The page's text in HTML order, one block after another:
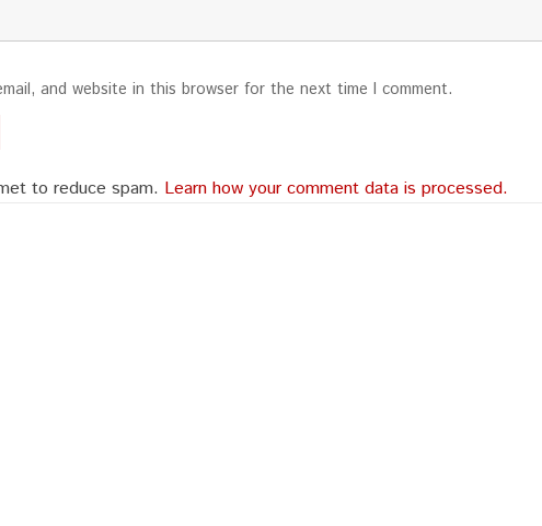
and website in this browser for the next time I comment.
to reduce spam. Learn how your comment data is processed.